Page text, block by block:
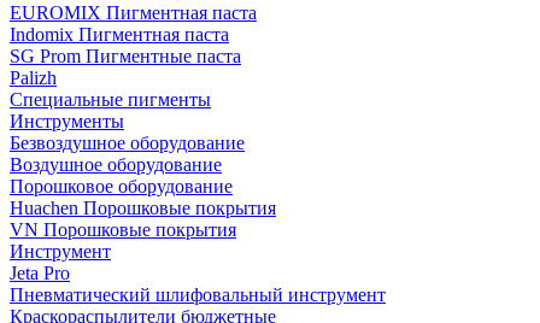
EUROMIX Пигментная паста
Indomix Пигментная паста
SG Prom Пигментные паста
Palizh
Специальные пигменты
Инструменты
Безвоздушное оборудование
Воздушное оборудование
Порошковое оборудование
Huachen Порошковые покрытия
VN Порошковые покрытия
Инструмент
Jeta Pro
Пневматический шлифовальный инструмент
Краскораспылители бюджетные